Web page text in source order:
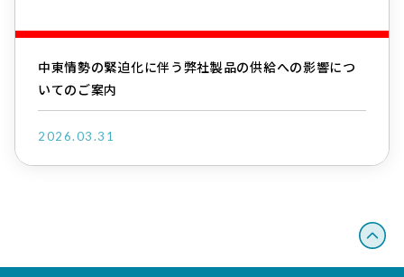
中東情勢の緊迫化に伴う弊社製品の供給への影響につ
いてのご案内
2026.03.31